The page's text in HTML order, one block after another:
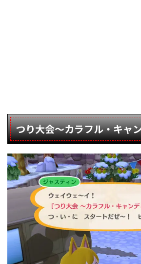
つり大会～カラフル・キャ